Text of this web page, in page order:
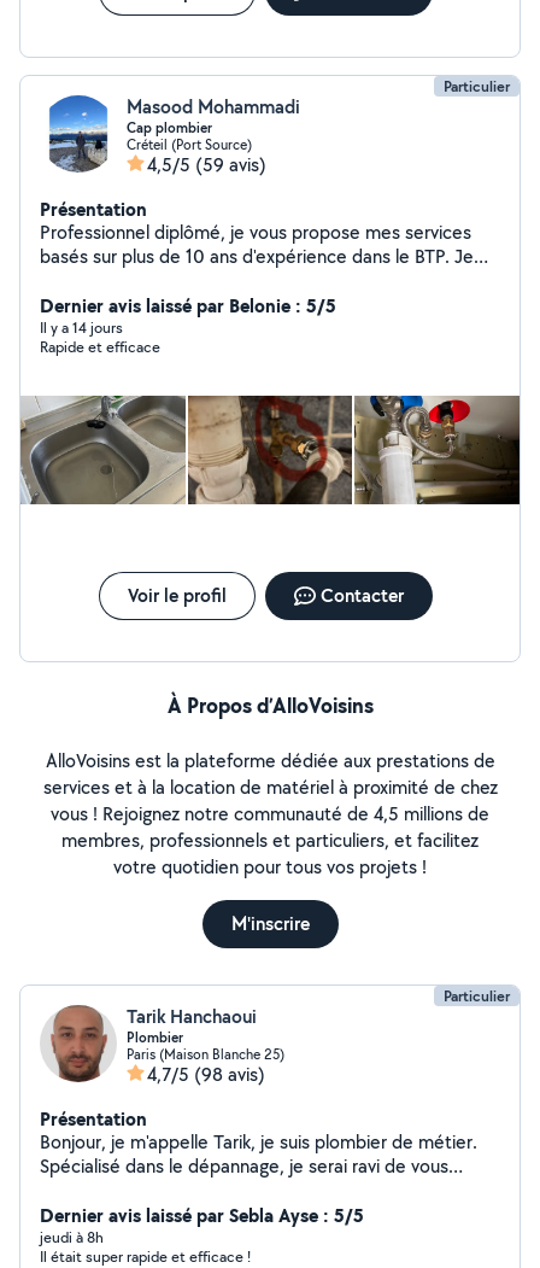
Particulier
Masood Mohammadi
Cap plombier
Créteil (Port Source)
4,5/5 (59 avis)
Présentation
Professionnel diplômé, je vous propose mes services
basés sur plus de 10 ans d'expérience dans le BTP. Je
vos travaux.
Dernier avis laissé par Belonie : 5/5
Il y a 14 jours
Rapide et efficace
Voir le profil Contacter
À Propos d’AlloVoisins
AlloVoisins est la plateforme dédiée aux prestations de
services et à la location de matériel à proximité de chez
vous ! Rejoignez notre communauté de 4,5 millions de
membres, professionnels et particuliers, et facilitez
votre quotidien pour tous vos projets !
M'inscrire
Particulier
Tarik Hanchaoui
Plombier
Paris (Maison Blanche 25)
4,7/5 (98 avis)
Présentation
Bonjour, je m'appelle Tarik, je suis plombier de métier.
Spécialisé dans le dépannage, je serai ravi de vous
je me déplace rapidement à la demande. N'hésitez pas
à me contacter, devis gratuit.
Dernier avis laissé par Sebla Ayse : 5/5
jeudi à 8h
Il était super rapide et efficace !